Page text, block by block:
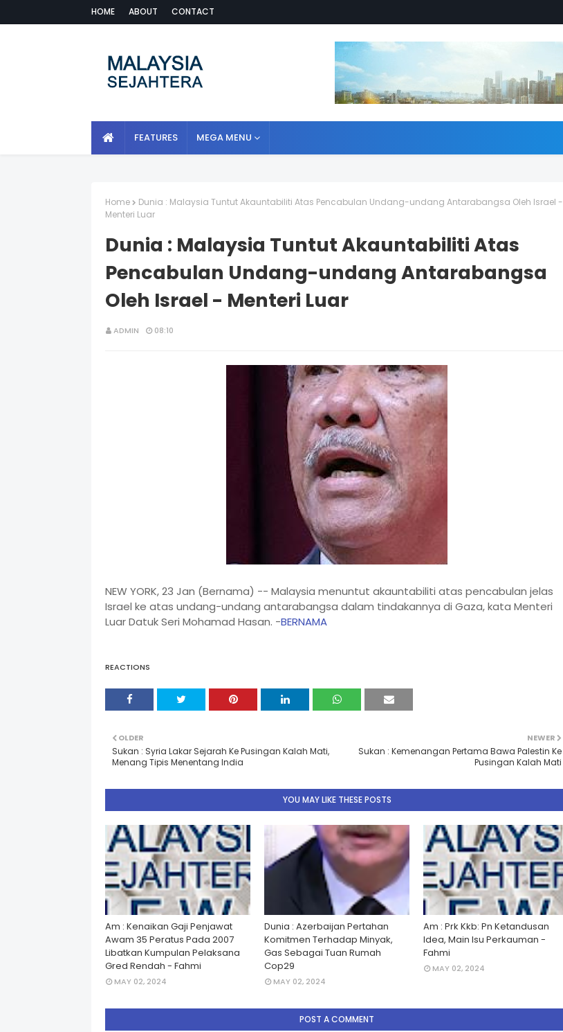
HOME ABOUT CONTACT
FEATURES MEGA MENU
Home
Dunia : Malaysia Tuntut Akauntabiliti Atas Pencabulan Undang-undang Antarabangsa Oleh Israel -
Menteri Luar
Dunia : Malaysia Tuntut Akauntabiliti Atas
Pencabulan Undang-undang Antarabangsa
Oleh Israel - Menteri Luar
ADMIN 08:10
NEW YORK, 23 Jan (Bernama) -- Malaysia menuntut akauntabiliti atas pencabulan jelas
Israel ke atas undang-undang antarabangsa dalam tindakannya di Gaza, kata Menteri
Luar Datuk Seri Mohamad Hasan. -BERNAMA
REACTIONS
NEWER
Sukan : Kemenangan Pertama Bawa Palestin Ke
Pusingan Kalah Mati
OLDER
Sukan : Syria Lakar Sejarah Ke Pusingan Kalah Mati,
Menang Tipis Menentang India
YOU MAY LIKE THESE POSTS
Am : Kenaikan Gaji Penjawat
Awam 35 Peratus Pada 2007
Libatkan Kumpulan Pelaksana
Gred Rendah - Fahmi
MAY 02, 2024
Dunia : Azerbaijan Pertahan
Komitmen Terhadap Minyak,
Gas Sebagai Tuan Rumah
Cop29
MAY 02, 2024
Am : Prk Kkb: Pn Ketandusan
Idea, Main Isu Perkauman -
Fahmi
MAY 02, 2024
POST A COMMENT